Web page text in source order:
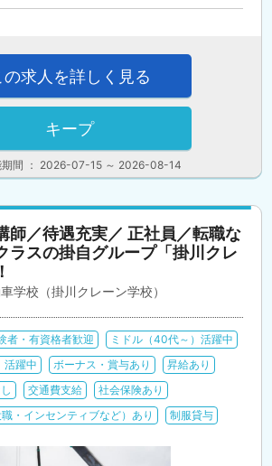
期間 ： 2026-07-15 ～ 2026-08-14
の求人を詳しく見る
キープ
師／待遇充実／ 正社員／転職な
ラスの掛自グループ「掛川クレ
学校（掛川クレーン学校）
者・有資格者歓迎
ミドル（40代～）活躍中
活躍中
ボーナス・賞与あり
昇給あり
交通費支給
社会保険あり
・インセンティブなど）あり
制服貸与